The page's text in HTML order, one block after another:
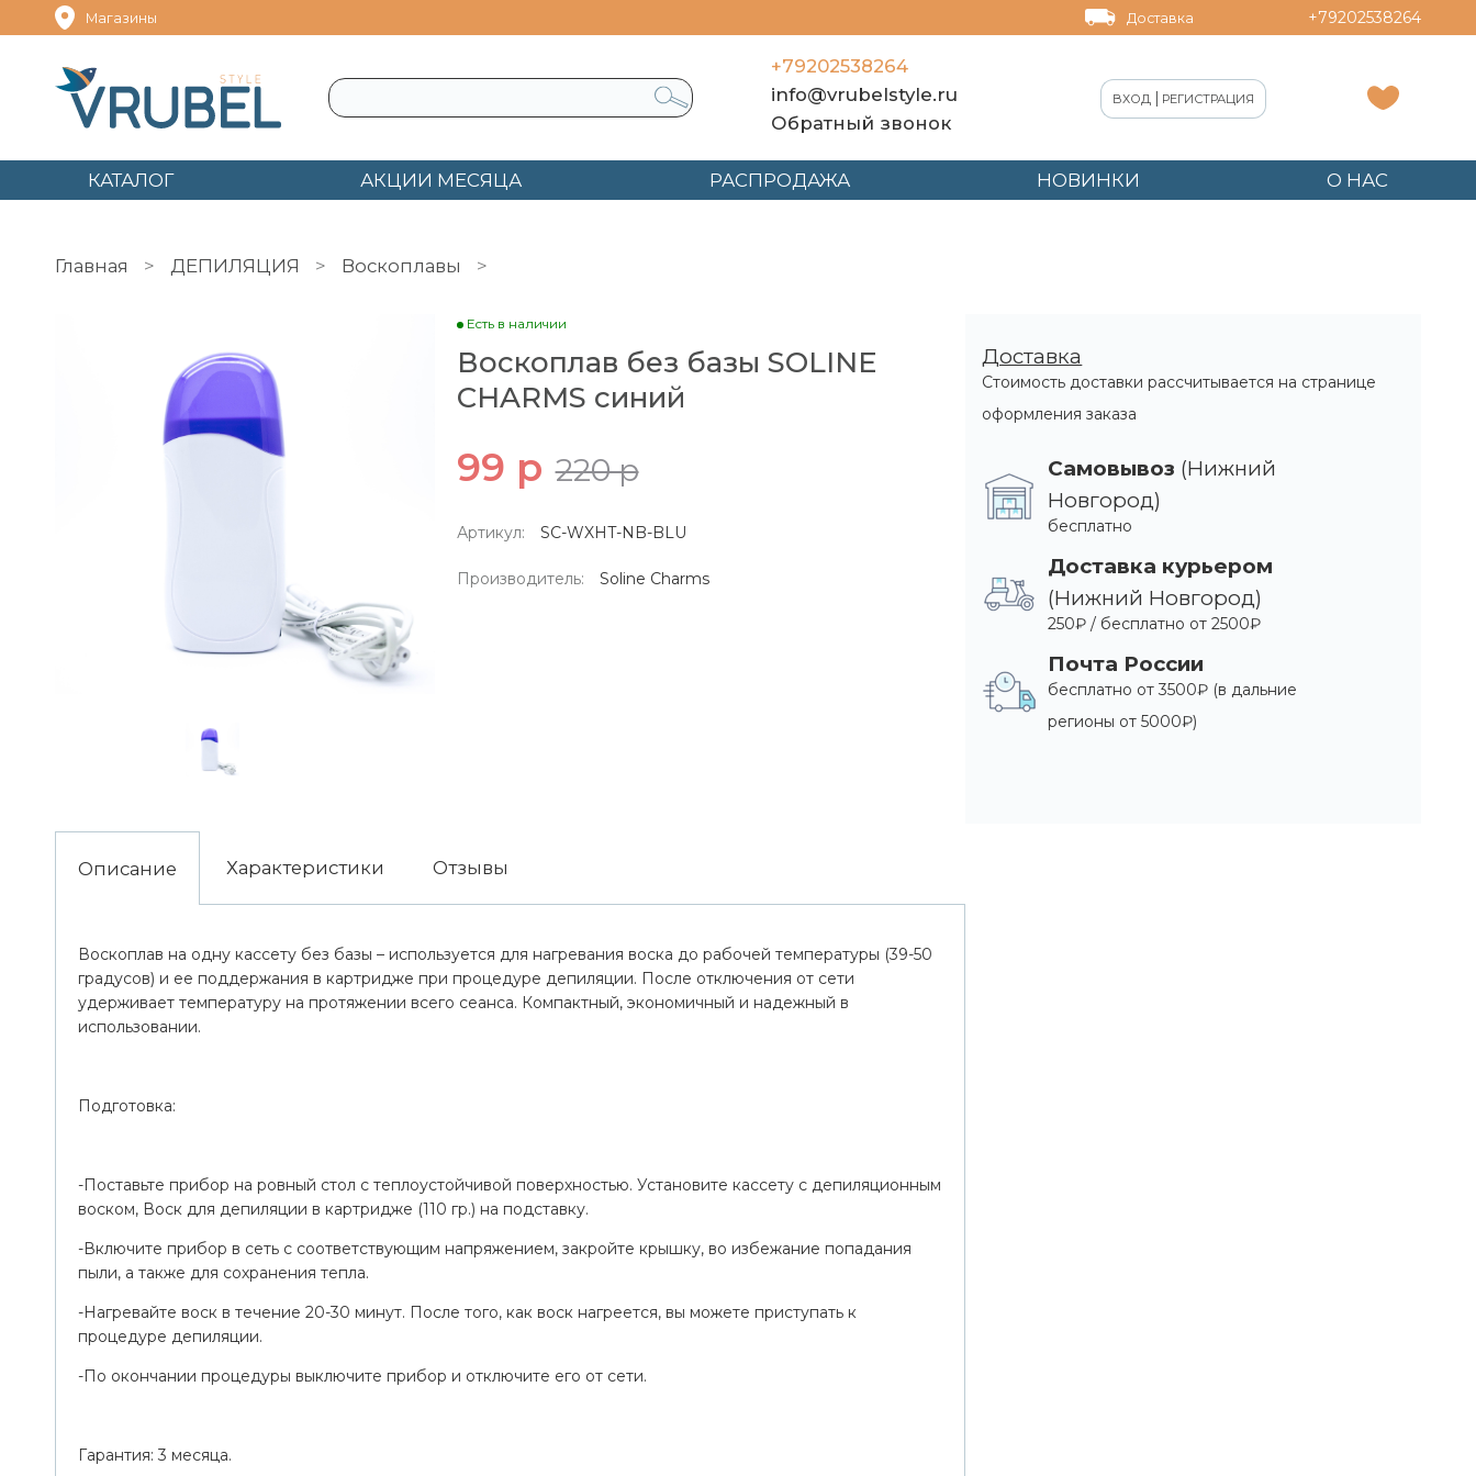
Магазины Доставка +79202538264
+79202538264
info@vrubelstyle.ru
Обратный звонок
ВХОД |РЕГИСТРАЦИЯ
КАТАЛОГ АКЦИИ МЕСЯЦА РАСПРОДАЖА НОВИНКИ О НАС
Главная ДЕПИЛЯЦИЯ Воскоплавы
Есть в наличии
Воскоплав без базы SOLINE
CHARMS синий
99 р 220 р
Артикул: SC-WXHT-NB-BLU
Производитель: Soline Charms
Описание Характеристики Отзывы
Воскоплав на одну кассету без базы – используется для нагревания воска до рабочей температуры (39-50
градусов) и ее поддержания в картридже при процедуре депиляции. После отключения от сети
удерживает температуру на протяжении всего сеанса. Компактный, экономичный и надежный в
использовании.
Подготовка:
-Поставьте прибор на ровный стол с теплоустойчивой поверхностью. Установите кассету с депиляционным
воском, Воск для депиляции в картридже (110 гр.) на подставку.
-Включите прибор в сеть с соответствующим напряжением, закройте крышку, во избежание попадания
пыли, а также для сохранения тепла.
-Нагревайте воск в течение 20-30 минут. После того, как воск нагреется, вы можете приступать к
процедуре депиляции.
-По окончании процедуры выключите прибор и отключите его от сети.
Гарантия: 3 месяца.
Доставка
Стоимость доставки рассчитывается на странице
оформления заказа
Самовывоз (Нижний
Новгород)
бесплатно
Доставка курьером
(Нижний Новгород)
250₽ / бесплатно от 2500₽
Почта России
бесплатно от 3500₽ (в дальние
регионы от 5000₽)